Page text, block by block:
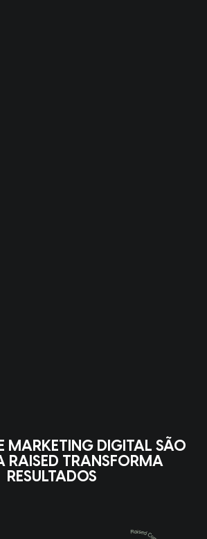
MARKETING DIGITAL SÃO
RAISED TRANSFORMA
RESULTADOS